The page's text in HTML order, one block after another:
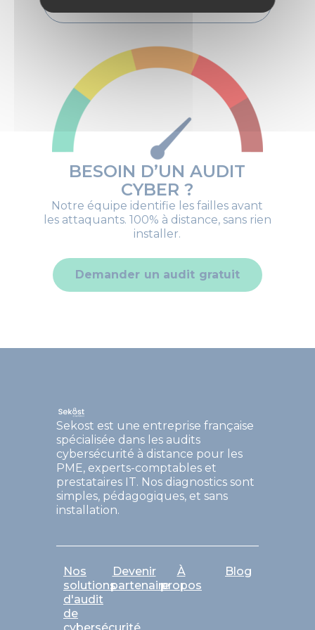
BESOIN D’UN AUDIT
CYBER ?
Notre équipe identifie les failles avant
les attaquants. 100% à distance, sans rien
installer.
Demander un audit gratuit
Sekost est une entreprise française
spécialisée dans les audits
cybersécurité à distance pour les
PME, experts-comptables et
prestataires IT. Nos diagnostics sont
simples, pédagogiques, et sans
installation.
Nos
solutions
d'audit
de
Devenir
partenaire
À
propos
Blog